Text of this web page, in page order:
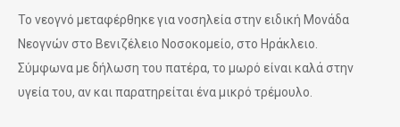
Το νεογνό μεταφέρθηκε για νοσηλεία στην ειδική Μονάδα
Νεογνών στο Βενιζέλειο Νοσοκομείο, στο Ηράκλειο.
Σύμφωνα με δήλωση του πατέρα, το μωρό είναι καλά στην
υγεία του, αν και παρατηρείται ένα μικρό τρέμουλο.